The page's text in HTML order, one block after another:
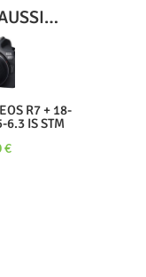
R7 + 18-
IS STM
€